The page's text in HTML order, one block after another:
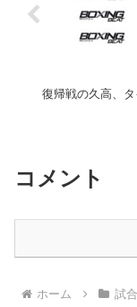
復帰戦の久高、
コメント
ホーム 試